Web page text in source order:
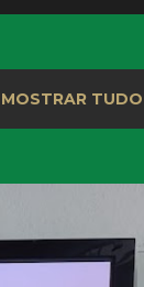
MOSTRAR TUDO